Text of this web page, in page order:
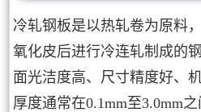
冷轧钢板是以热轧卷为原料
氧化皮后进行冷连轧制成的
面光洁度高、尺寸精度好、
厚度通常在0.1mm至3.0mm